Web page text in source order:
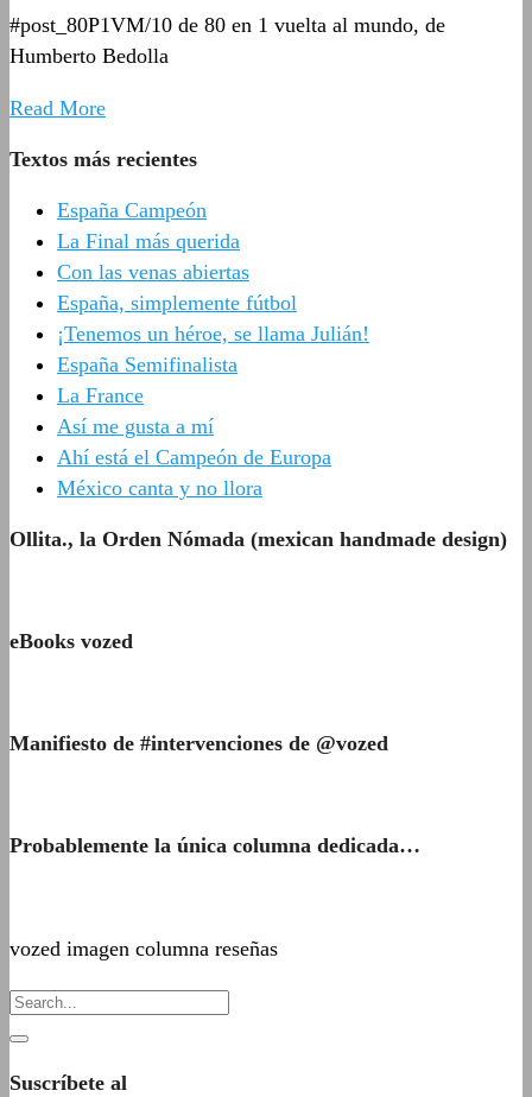
#post_80P1VM/10 de 80 en 1 vuelta al mundo, de
Humberto Bedolla
Read More
Textos más recientes
España Campeón
La Final más querida
Con las venas abiertas
España, simplemente fútbol
¡Tenemos un héroe, se llama Julián!
España Semifinalista
La France
Así me gusta a mí
Ahí está el Campeón de Europa
México canta y no llora
Ollita., la Orden Nómada (mexican handmade design)
eBooks vozed
Manifiesto de #intervenciones de @vozed
Probablemente la única columna dedicada…
vozed imagen columna reseñas
Suscríbete al